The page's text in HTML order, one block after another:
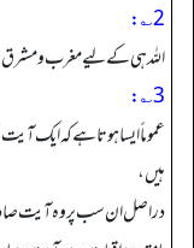
2؎:
اللہ ہی کے لیے مغرب ومشرق
3؎:
عموماً ایسا ہوتا ہے کہ ایک
ہیں،
دراصل ان سب پروہ آیت